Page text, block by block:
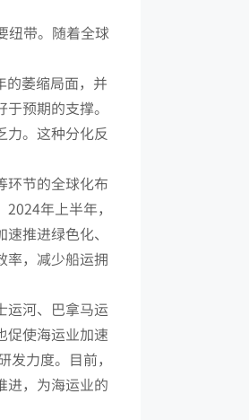
纽带。随着全球
的萎缩局面，并
预期的支撑。
力。这种分化反
环节的全球化布
年上半年，
推进绿色化、
率，减少船运拥
运河、巴拿马运
促使海运业加速
力度。目前，
进，为海运业的